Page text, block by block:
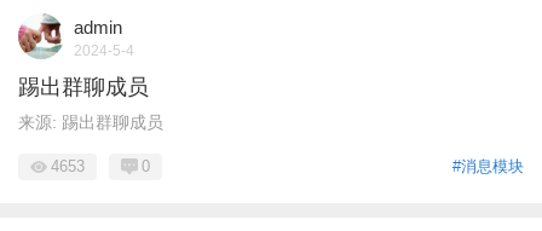
admin
2024-5-4
踢出群聊成员
来源: 踢出群聊成员
#消息模块
4653 0